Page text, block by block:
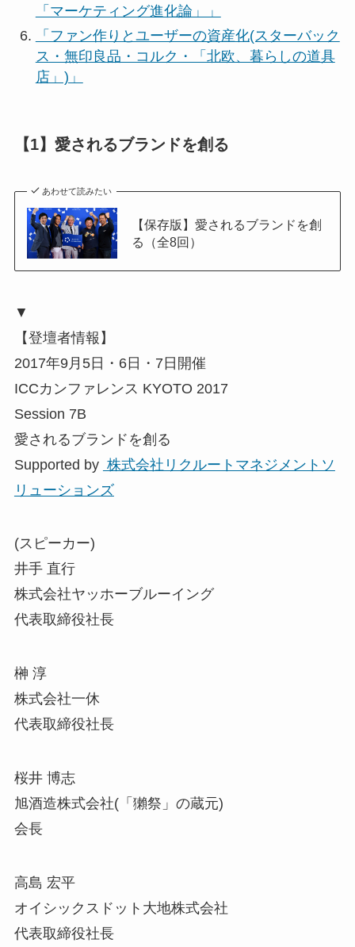
「マーケティング進化論」」
「ファン作りとユーザーの資産化(スターバック
ス・無印良品・コルク・「北欧、暮らしの道具
店」)」
【1】愛されるブランドを創る
あわせて読みたい
【保存版】愛されるブランドを創
る（全8回）
▼
【登壇者情報】
2017年9月5日・6日・7日開催
ICCカンファレンス KYOTO 2017
Session 7B
愛されるブランドを創る
Supported by 株式会社リクルートマネジメントソ
リューションズ
(スピーカー)
井手 直行
株式会社ヤッホーブルーイング
代表取締役社長
榊 淳
株式会社一休
代表取締役社長
桜井 博志
旭酒造株式会社(「獺祭」の蔵元)
会長
高島 宏平
オイシックスドット大地株式会社
代表取締役社長